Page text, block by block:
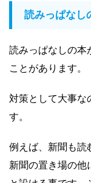
読みっぱなし
読みっぱなしの本
ことがあります。
対策として大事な
す。
例えば、新聞も読
新聞の置き場の他